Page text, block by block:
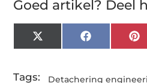
Goed artikel? Deel
X
(Twitter)
Facebook
Tags: Detachering